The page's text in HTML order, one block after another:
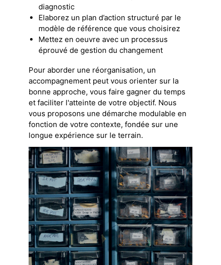
diagnostic
Elaborez un plan d’action structuré par le
modèle de référence que vous choisirez
Mettez en oeuvre avec un processus
éprouvé de gestion du changement
Pour aborder une réorganisation, un
accompagnement peut vous orienter sur la
bonne approche, vous faire gagner du temps
et faciliter l'atteinte de votre objectif. Nous
vous proposons une démarche modulable en
fonction de votre contexte, fondée sur une
longue expérience sur le terrain.